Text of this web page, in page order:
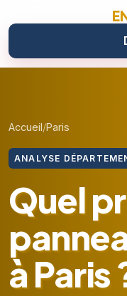
Accueil Paris
ANALYSE
Quel
à Paris